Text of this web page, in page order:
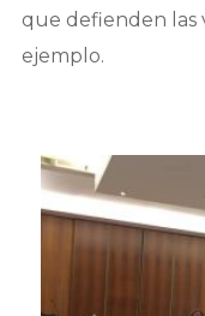
que defienden las
ejemplo.